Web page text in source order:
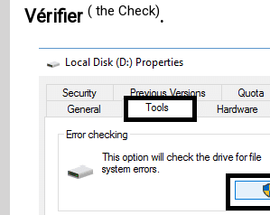
Vérifier( the Check).